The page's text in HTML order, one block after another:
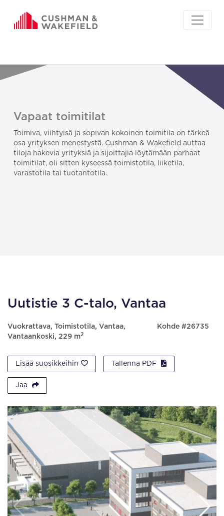
Vapaat toimitilat
Toimiva, viihtyisä ja sopivan kokoinen toimitila on tärkeä
osa yrityksen menestystä. Cushman & Wakefield auttaa
tiloja hakevia yrityksiä ja sijoittajia löytämään parhaat
toimitilat, oli sitten kyseessä toimistotila, liiketila,
varastotila tai tuotantotila.
Uutistie 3 C-talo, Vantaa
Vuokrattava, Toimistotila, Vantaa,
Vantaankoski, 229 m2
Kohde #26735
Lisää suosikkeihin Tallenna PDF
Jaa